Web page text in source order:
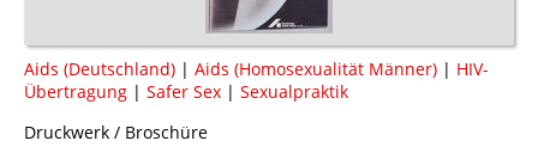
Aids (Deutschland) | Aids (Homosexualität Männer) | HIV-
Übertragung | Safer Sex | Sexualpraktik
Druckwerk / Broschüre